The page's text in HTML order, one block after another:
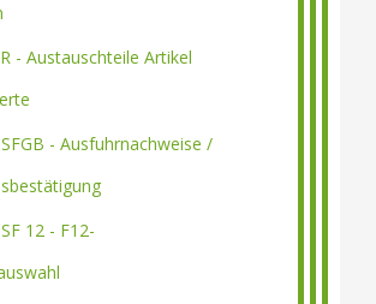
- Austauschteile Artikel
- Ausfuhrnachweise /
12 - F12-